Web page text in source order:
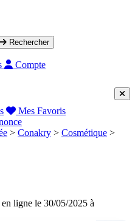
Rechercher
Compte
Mes Favoris
> Conakry > Cosmétique >
ligne le 30/05/2025 à